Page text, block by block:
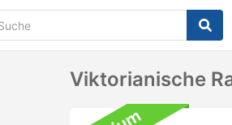
Viktorianische